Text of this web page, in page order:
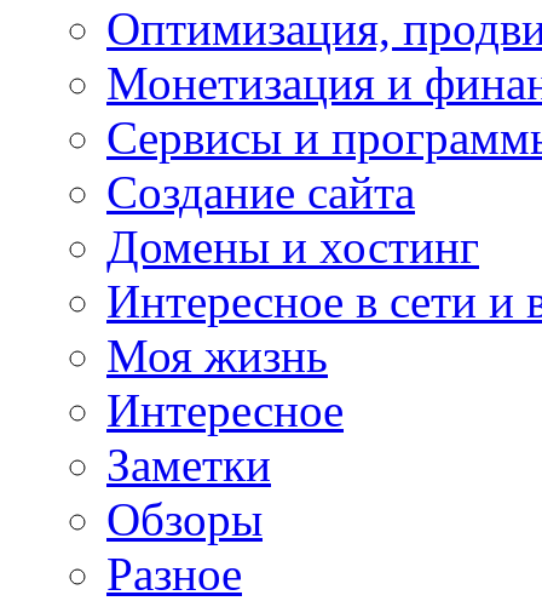
Оптимизация,
Монетизация и
Сервисы и
Создание сайта
Домены и хостинг
Интересное в сети и
Моя жизнь
Интересное
Заметки
Обзоры
Разное